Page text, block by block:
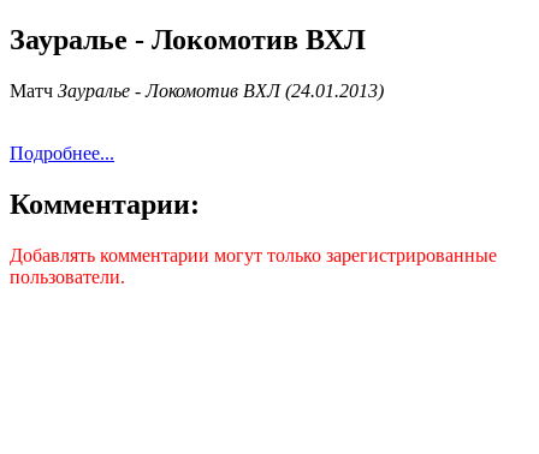
Зауралье - Локомотив ВХЛ
Матч Зауралье - Локомотив ВХЛ (24.01.2013)
Подробнее...
Комментарии:
Добавлять комментарии могут только зарегистрированные
пользователи.